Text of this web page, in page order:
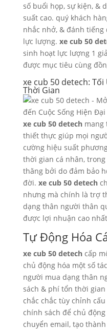
số buổi họp, sự kiện, &
suất cao. quý khách
nhắc nhở, & đánh
lực lượng. xe cub 50
sinh hoạt lực lượng 1
được mục tiêu cùng
xe cub 50 detech:
Thời Gian
xe cub 50 detechmang
thiết thực giúp mọi
cường hiệu suất
thời gian cá nhân,
thăng bởi do đảm bảo
đời. xe cub 50 detech
nhưng mà chính là trợ
dạng thân người thân
được lợi nhuận cao
Tự Động Hóa
xe cub 50 detechcấp
chủ động hóa một số
người mua dạng thân
sách & phí tổn thời
chắc chắc tùy chỉnh
chính sách để chủ
chuyển email, tạo